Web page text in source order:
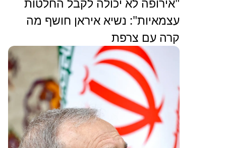
עצמאיות": נשיא איראן חושף מה
קרה עם צרפת